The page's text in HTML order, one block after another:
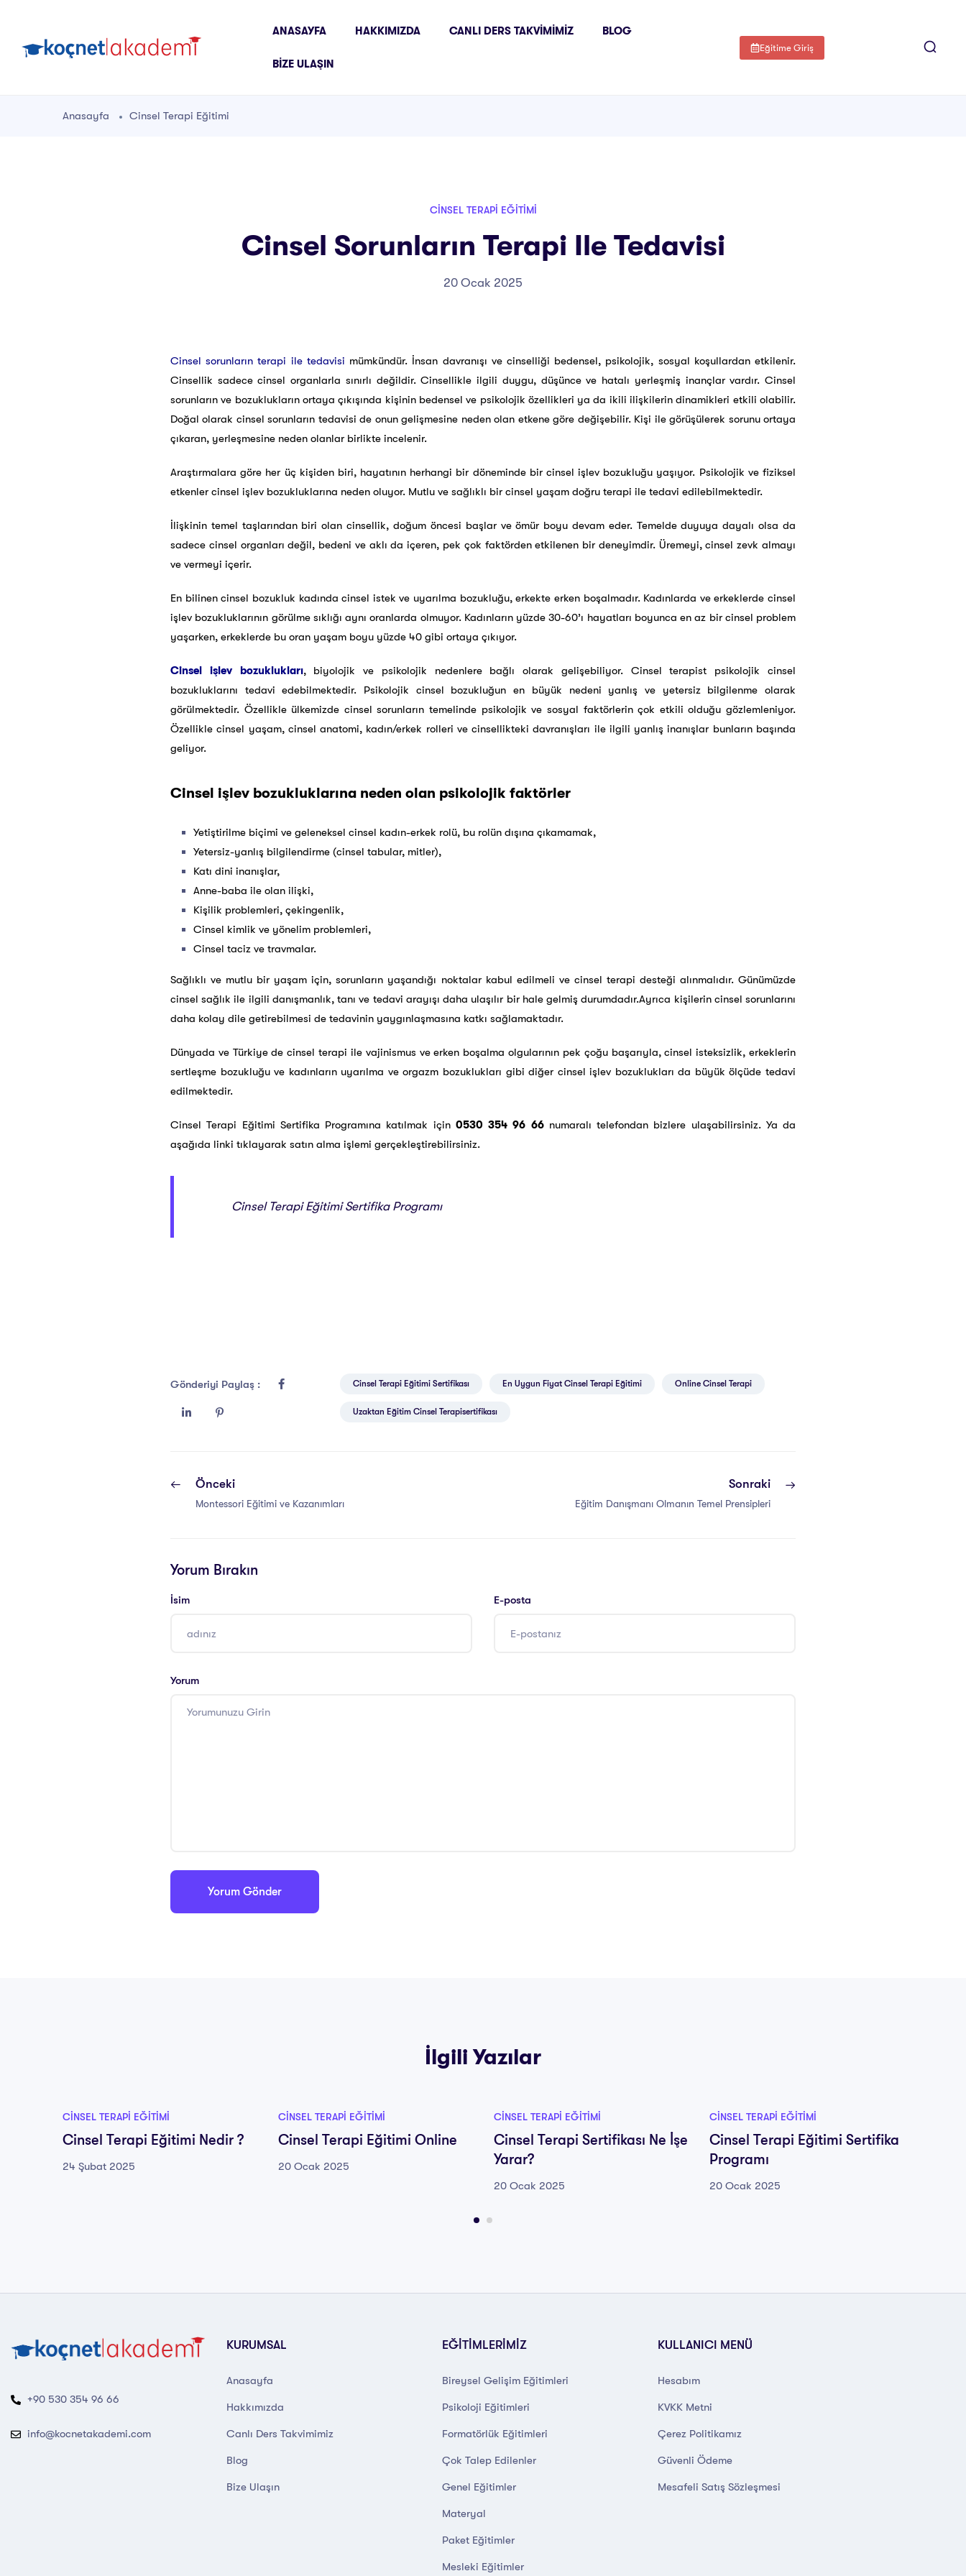
ANASAYFA HAKKIMIZDA CANLI DERS TAKVIMIMIZ BLOG
BIZE ULAŞIN
Eğitime Giriş
Anasayfa Cinsel Terapi Eğitimi
CINSEL TERAPI EĞITIMI
Cinsel Sorunların Terapi Ile Tedavisi
20 Ocak 2025
Cinsel sorunların terapi ile tedavisi mümkündür. İnsan davranışı ve cinselliği bedensel, psikolojik, sosyal koşullardan etkilenir.
Cinsellik sadece cinsel organlarla sınırlı değildir. Cinsellikle ilgili duygu, düşünce ve hatalı yerleşmiş inançlar vardır. Cinsel
sorunların ve bozuklukların ortaya çıkışında kişinin bedensel ve psikolojik özellikleri ya da ikili ilişkilerin dinamikleri etkili olabilir.
Doğal olarak cinsel sorunların tedavisi de onun gelişmesine neden olan etkene göre değişebilir. Kişi ile görüşülerek sorunu ortaya
çıkaran, yerleşmesine neden olanlar birlikte incelenir.
Araştırmalara göre her üç kişiden biri, hayatının herhangi bir döneminde bir cinsel işlev bozukluğu yaşıyor. Psikolojik ve fiziksel
etkenler cinsel işlev bozukluklarına neden oluyor. Mutlu ve sağlıklı bir cinsel yaşam doğru terapi ile tedavi edilebilmektedir.
İlişkinin temel taşlarından biri olan cinsellik, doğum öncesi başlar ve ömür boyu devam eder. Temelde duyuya dayalı olsa da
sadece cinsel organları değil, bedeni ve aklı da içeren, pek çok faktörden etkilenen bir deneyimdir. Üremeyi, cinsel zevk almayı
ve vermeyi içerir.
En bilinen cinsel bozukluk kadında cinsel istek ve uyarılma bozukluğu, erkekte erken boşalmadır. Kadınlarda ve erkeklerde cinsel
işlev bozukluklarının görülme sıklığı aynı oranlarda olmuyor. Kadınların yüzde 30-60’ı hayatları boyunca en az bir cinsel problem
yaşarken, erkeklerde bu oran yaşam boyu yüzde 40 gibi ortaya çıkıyor.
Cinsel işlev bozuklukları, biyolojik ve psikolojik nedenlere bağlı olarak gelişebiliyor. Cinsel terapist psikolojik cinsel
bozukluklarını tedavi edebilmektedir. Psikolojik cinsel bozukluğun en büyük nedeni yanlış ve yetersiz bilgilenme olarak
görülmektedir. Özellikle ülkemizde cinsel sorunların temelinde psikolojik ve sosyal faktörlerin çok etkili olduğu gözlemleniyor.
Özellikle cinsel yaşam, cinsel anatomi, kadın/erkek rolleri ve cinsellikteki davranışları ile ilgili yanlış inanışlar bunların başında
geliyor.
Cinsel işlev bozukluklarına neden olan psikolojik faktörler
Yetiştirilme biçimi ve geleneksel cinsel kadın-erkek rolü, bu rolün dışına çıkamamak,
Yetersiz-yanlış bilgilendirme (cinsel tabular, mitler),
Katı dini inanışlar,
Anne-baba ile olan ilişki,
Kişilik problemleri, çekingenlik,
Cinsel kimlik ve yönelim problemleri,
Cinsel taciz ve travmalar.
Sağlıklı ve mutlu bir yaşam için, sorunların yaşandığı noktalar kabul edilmeli ve cinsel terapi desteği alınmalıdır. Günümüzde
cinsel sağlık ile ilgili danışmanlık, tanı ve tedavi arayışı daha ulaşılır bir hale gelmiş durumdadır.Ayrıca kişilerin cinsel sorunlarını
daha kolay dile getirebilmesi de tedavinin yaygınlaşmasına katkı sağlamaktadır.
Dünyada ve Türkiye de cinsel terapi ile vajinismus ve erken boşalma olgularının pek çoğu başarıyla, cinsel isteksizlik, erkeklerin
sertleşme bozukluğu ve kadınların uyarılma ve orgazm bozuklukları gibi diğer cinsel işlev bozuklukları da büyük ölçüde tedavi
edilmektedir.
Cinsel Terapi Eğitimi Sertifika Programına katılmak için 0530 354 96 66numaralı telefondan bizlere ulaşabilirsiniz. Ya da
aşağıda linki tıklayarak satın alma işlemi gerçekleştirebilirsiniz.
Cinsel Terapi Eğitimi Sertifika Programı
Gönderiyi Paylaş : Cinsel Terapi Eğitimi Sertifikası En Uygun Fiyat Cinsel Terapi Eğitimi Online Cinsel Terapi
Uzaktan Eğitim Cinsel Terapisertifikası
Önceki
Montessori Eğitimi ve Kazanımları
Sonraki
Eğitim Danışmanı Olmanın Temel Prensipleri
Yorum Bırakın
İsim E-posta
Yorum
İlgili Yazılar
CINSEL TERAPI EĞITIMI
Cinsel Terapi Eğitimi Nedir ?
24 Şubat 2025
CINSEL TERAPI EĞITIMI
Cinsel Terapi Eğitimi Online
20 Ocak 2025
CINSEL TERAPI EĞITIMI
Cinsel Terapi Sertifikası Ne İşe
Yarar?
20 Ocak 2025
CINSEL TERAPI EĞITIMI
Cinsel Terapi Eğitimi Sertifika
Programı
20 Ocak 2025
+90 530 354 96 66
info@kocnetakademi.com
KURUMSAL
Anasayfa
Hakkımızda
Canlı Ders Takvimimiz
Blog
Bize Ulaşın
EĞİTİMLERİMİZ
Bireysel Gelişim Eğitimleri
Psikoloji Eğitimleri
Formatörlük Eğitimleri
Çok Talep Edilenler
Genel Eğitimler
Materyal
Paket Eğitimler
Mesleki Eğitimler
KULLANICI MENÜ
Hesabım
KVKK Metni
Çerez Politikamız
Güvenli Ödeme
Mesafeli Satış Sözleşmesi